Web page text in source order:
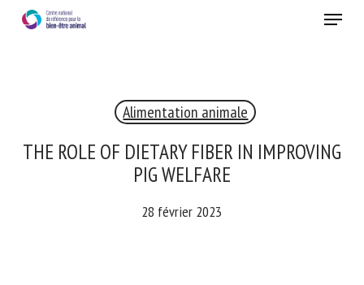
Menu
Alimentation animale
THE ROLE OF DIETARY FIBER IN
IMPROVING PIG WELFARE
28 février 2023
RECEVEZ CHAQUE MOIS GRATUITEMENT
ANIMAL